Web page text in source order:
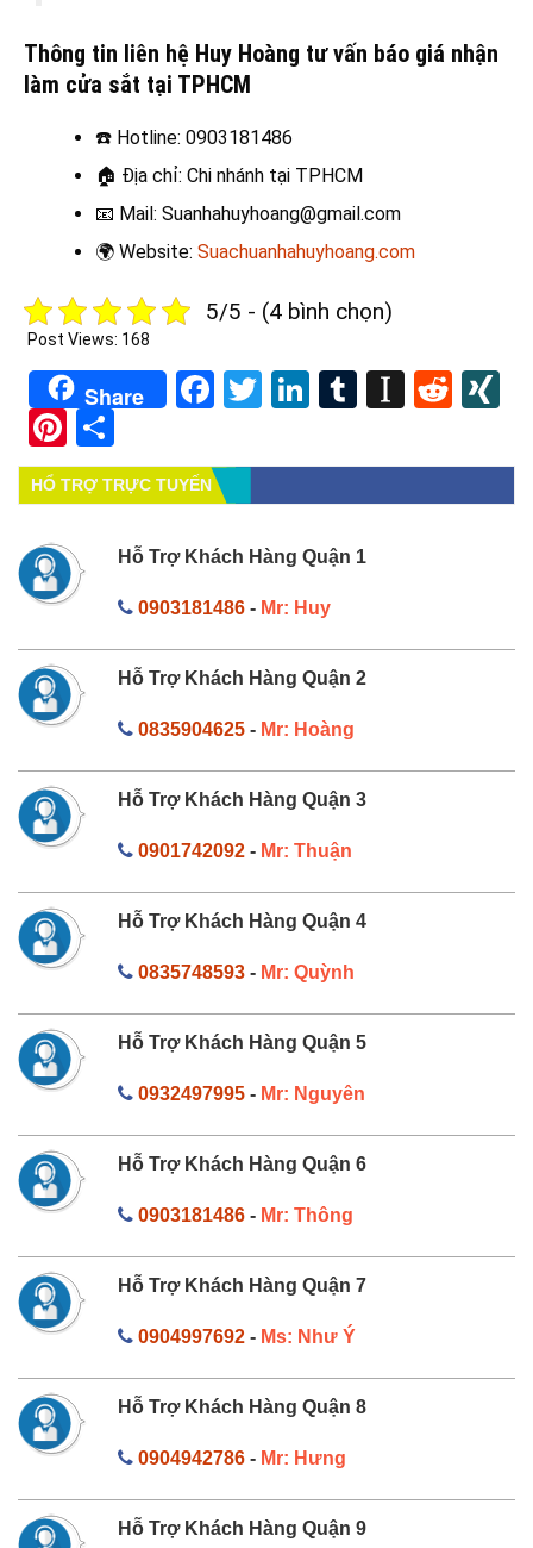
Thông tin liên hệ Huy Hoàng tư vấn báo giá nhận
làm cửa sắt tại TPHCM
☎️ Hotline: 0903181486
🏠 Địa chỉ: Chi nhánh tại TPHCM
📧 Mail: Suanhahuyhoang@gmail.com
🌍 Website: Suachuanhahuyhoang.com
5/5 - (4 bình chọn)
Post Views: 168
Share Facebook
TwitterLinkedIn
Tumblr
Pinterest
HỔ TRỢ TRỰC TUYẾN
Hỗ Trợ Khách Hàng Quận 1
0903181486- Mr: Huy
Hỗ Trợ Khách Hàng Quận 2
0835904625- Mr: Hoàng
Hỗ Trợ Khách Hàng Quận 3
0901742092- Mr: Thuận
Hỗ Trợ Khách Hàng Quận 4
0835748593- Mr: Quỳnh
Hỗ Trợ Khách Hàng Quận 5
0932497995- Mr: Nguyên
Hỗ Trợ Khách Hàng Quận 6
0903181486- Mr: Thông
Hỗ Trợ Khách Hàng Quận 7
0904997692- Ms: Như Ý
Hỗ Trợ Khách Hàng Quận 8
0904942786- Mr: Hưng
Hỗ Trợ Khách Hàng Quận 9